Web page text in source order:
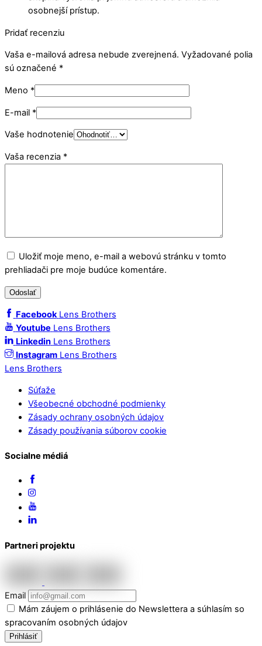
osobnejší prístup.
Pridať recenziu
Vaša e-mailová adresa nebude zverejnená. Vyžadované polia
sú označené *
Meno *
E-mail *
Vaše hodnotenie
Vaša recenzia *
Uložiť moje meno, e-mail a webovú stránku v tomto
prehliadači pre moje budúce komentáre.
Facebook Lens Brothers
Youtube Lens Brothers
Linkedin Lens Brothers
Instagram Lens Brothers
Lens Brothers
Súťaže
Všeobecné obchodné podmienky
Zásady ochrany osobných údajov
Zásady používania súborov cookie
Socialne médiá
Partneri projektu
Email
Mám záujem o prihlásenie do Newslettera a súhlasím so
spracovaním osobných údajov
Prihlásiť